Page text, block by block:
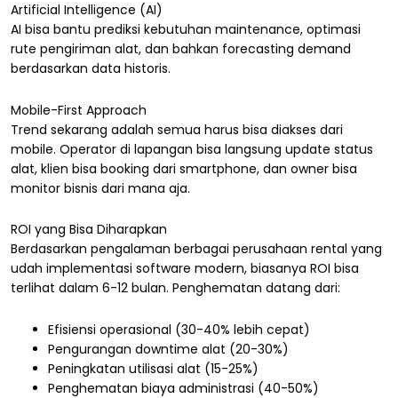
Artificial Intelligence (AI)
AI bisa bantu prediksi kebutuhan maintenance, optimasi
rute pengiriman alat, dan bahkan forecasting demand
berdasarkan data historis.
Mobile-First Approach
Trend sekarang adalah semua harus bisa diakses dari
mobile. Operator di lapangan bisa langsung update status
alat, klien bisa booking dari smartphone, dan owner bisa
monitor bisnis dari mana aja.
ROI yang Bisa Diharapkan
Berdasarkan pengalaman berbagai perusahaan rental yang
udah implementasi software modern, biasanya ROI bisa
terlihat dalam 6-12 bulan. Penghematan datang dari:
Efisiensi operasional (30-40% lebih cepat)
Pengurangan downtime alat (20-30%)
Peningkatan utilisasi alat (15-25%)
Penghematan biaya administrasi (40-50%)